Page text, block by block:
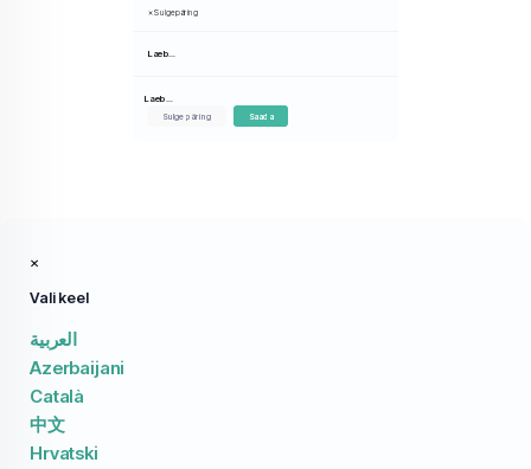
×Sulge päring
Laeb…
Laeb…
Sulge päring Saada
×
Vali keel
العربية
Azerbaijani
Català
中文
Hrvatski